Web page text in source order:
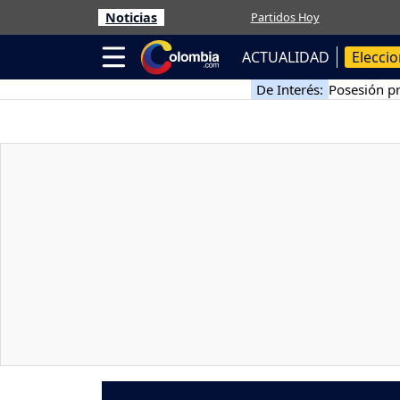
Noticias Partidos Hoy
ACTUALIDAD
De Interés: Posesión